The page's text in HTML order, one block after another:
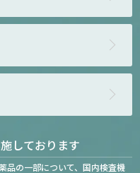
しております
品の一部について、国内検査機